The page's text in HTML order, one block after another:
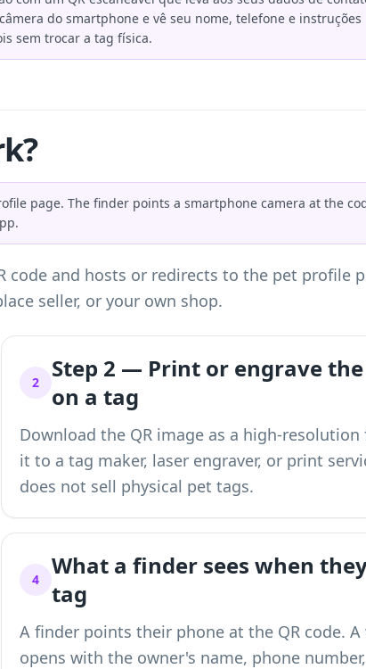
do smartphone e vê seu nome, telefone e instruções
sem trocar a tag física.
page. The finder points a smartphone camera at the
code and hosts or redirects to the pet profile
seller, or your own shop.
2
Step 2 — Print or engrave the
on a tag
Download the QR image as a high-resolution
it to a tag maker, laser engraver, or print
does not sell physical pet tags.
4
What a finder sees when
tag
A finder points their phone at the QR code. A
opens with the owner's name, phone